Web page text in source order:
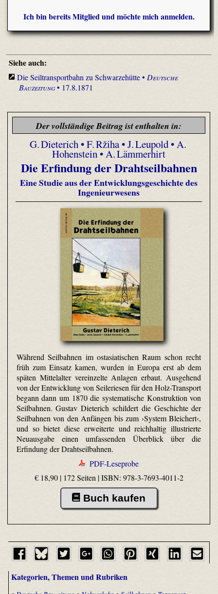
Ich bin bereits Mitglied und möchte mich anmelden.
Siehe auch:
Die Seiltransportbahn zu Schwarzehütte •Deutsche
Bauzeitung• 17.8.1871
Der vollständige Beitrag ist enthalten in:
G. Dieterich • F. Ržiha • J. Leupold • A.
Hohenstein • A. Lämmerhirt
Die Erfindung der Drahtseilbahnen
Eine Studie aus der Entwicklungsgeschichte des
Ingenieurwesens
Während Seilbahnen im ostasiatischen Raum schon recht
früh zum Einsatz kamen, wurden in Europa erst ab dem
späten Mittelalter vereinzelte Anlagen erbaut. Ausgehend
von der Entwicklung von Seileriesen für den Holz-Transport
begann dann um 1870 die systematische Konstruktion von
Seilbahnen. Gustav Dieterich schildert die Geschichte der
Seilbahnen von den Anfängen bis zum ›System Bleichert‹,
und so bietet diese erweiterte und reichhaltig illustrierte
Neuausgabe einen umfassenden Überblick über die
Erfindung der Drahtseilbahnen.
PDF-Leseprobe
€ 18,90 | 172 Seiten |ISBN: 978-3-7693-4011-2
Buch kaufen
Kategorien, Themen und Rubriken